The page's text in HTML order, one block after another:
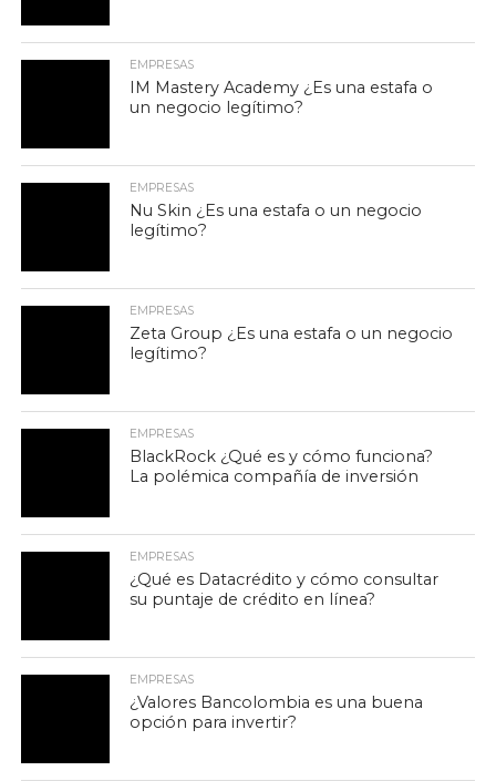
EMPRESAS
IM Mastery Academy ¿Es una estafa o
un negocio legítimo?
EMPRESAS
Nu Skin ¿Es una estafa o un negocio
legítimo?
EMPRESAS
Zeta Group ¿Es una estafa o un negocio
legítimo?
EMPRESAS
BlackRock ¿Qué es y cómo funciona?
La polémica compañía de inversión
EMPRESAS
¿Qué es Datacrédito y cómo consultar
su puntaje de crédito en línea?
EMPRESAS
¿Valores Bancolombia es una buena
opción para invertir?